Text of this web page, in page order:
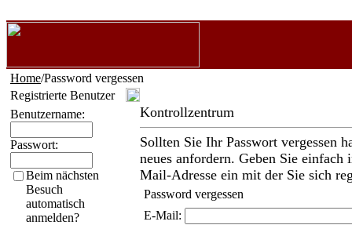
Home/Password vergessen
Registrierte Benutzer
Benutzername:
Passwort:
Beim nächsten
Besuch
automatisch
anmelden?
Kontrollzentrum
Sollten Sie Ihr Passwort vergessen
neues anfordern. Geben Sie
Mail-Adresse ein mit der Sie sich
Password vergessen
E-Mail: